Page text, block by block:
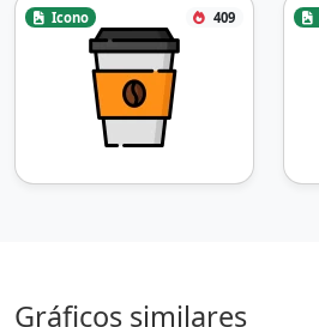
Icono 409
Gráficos similares